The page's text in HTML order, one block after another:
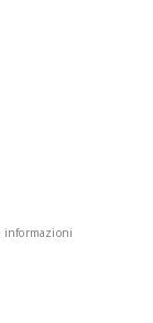
informazioni